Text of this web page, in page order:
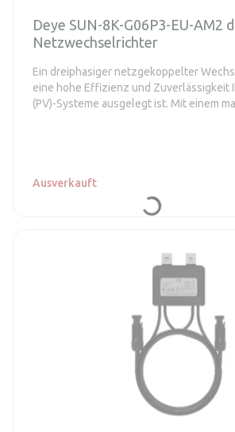
Deye SUN-8K-G06P3-EU-AM2
Netzwechselrichter
Ein dreiphasiger netzgekoppelter
eine hohe Effizienz und Zuverlässigkeit
(PV)-Systeme ausgelegt ist. Mit einem
mit fortschrittlichen Funktionen wie
virtueller Synchrongenerator (VSG) und
Ausverkauft